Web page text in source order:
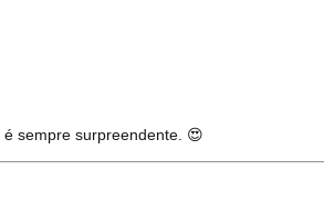
sempre surpreendente. 😍